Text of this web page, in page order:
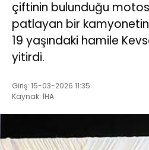
çiftinin bulunduğu
patlayan bir
19 yaşındaki hamile
yitirdi.
Giriş: 15-03-2026 11:35
Kaynak: İHA